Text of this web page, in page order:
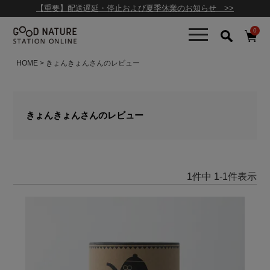
【重要】配送遅延・停止および夏季休業のお知らせ >>
0
HOME きょんきょんさんのレビュー
きょんきょんさんのレビュー
1 件中 1 -1 件表示